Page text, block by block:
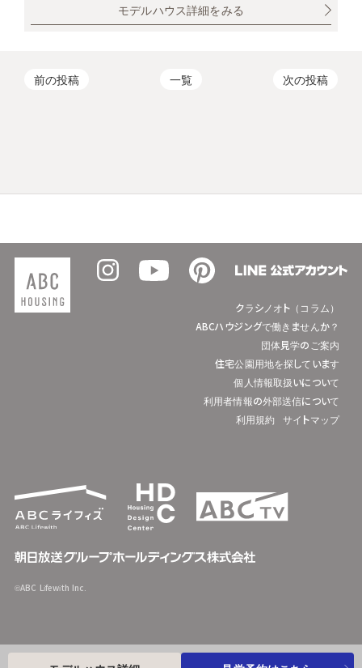
モデルハウス詳細をみる
前の投稿 一覧 次の投稿
クラシノオト（コラム）
ABCハウジングで働きませんか？
団体見学のご案内
住宅公園用地を探しています
個人情報取扱いについて
利用者情報の外部送信について
利用規約
サイトマップ
©ABC Lifewith Inc.